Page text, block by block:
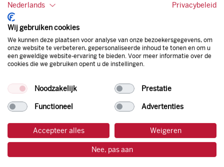
Bovendien profiteer je altijd van een gegarandeerde
korting. Mocht de pompprijs toch lager zijn dan betaal je
natuurlijk de prijs aan de pomp. Zo ben je altijd verzekerd
van de laagste prijs.
Nederlands Privacybeleid
Wij gebruiken cookies
We kunnen deze plaatsen voor analyse van onze bezoekersgegevens, om
onze website te verbeteren, gepersonaliseerde inhoud te tonen en om u
een geweldige website-ervaring te bieden. Voor meer informatie over de
cookies die we gebruiken opent u de instellingen.
Noodzakelijk Prestatie
Functioneel Advertenties
Accepteer alles Weigeren
Nee, pas aan